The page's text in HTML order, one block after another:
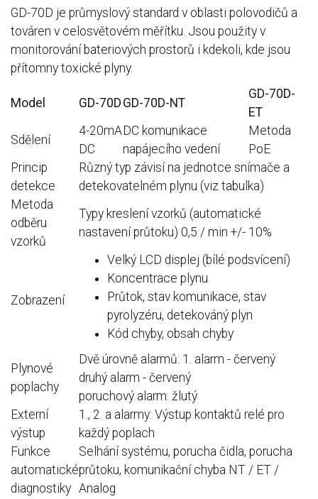
GD-70D je průmyslový standard v oblasti polovodičů a
továren v celosvětovém měřítku. Jsou použity v
monitorování bateriových prostorů i kdekoli, kde jsou
přítomny toxické plyny.
Model GD-70D GD-70D-NT
GD-70D-
ET
Sdělení
4-20mA
DC
DC komunikace
napájecího vedení
Metoda
PoE
Princip
detekce
Různý typ závisí na jednotce snímače a
detekovatelném plynu (viz tabulka)
Metoda
odběru
vzorků
Typy kreslení vzorků (automatické
nastavení průtoku) 0,5 / min +/- 10%
Zobrazení
Velký LCD displej (bílé podsvícení)
Koncentrace plynu
Průtok, stav komunikace, stav
pyrolyzéru, detekováný plyn
Kód chyby, obsah chyby
Plynové
poplachy
Dvě úrovně alarmů: 1. alarm - červený
druhý alarm - červený
poruchový alarm: žlutý
Externí
výstup
1., 2. a alarmy: Výstup kontaktů relé pro
každý poplach
Funkce
automatické
diagnostiky
Selhání systému, porucha čidla, porucha
průtoku, komunikační chyba NT / ET /
Analog